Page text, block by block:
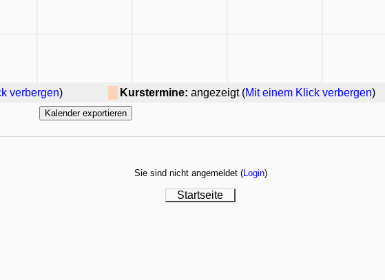
verbergen) Kurstermine: angezeigt (Mit einem Klick verbergen)
Sie sind nicht angemeldet (Login)
Startseite